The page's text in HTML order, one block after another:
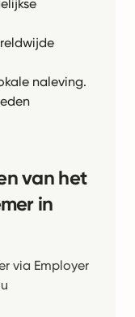
naleving.
van het
in
via Employer